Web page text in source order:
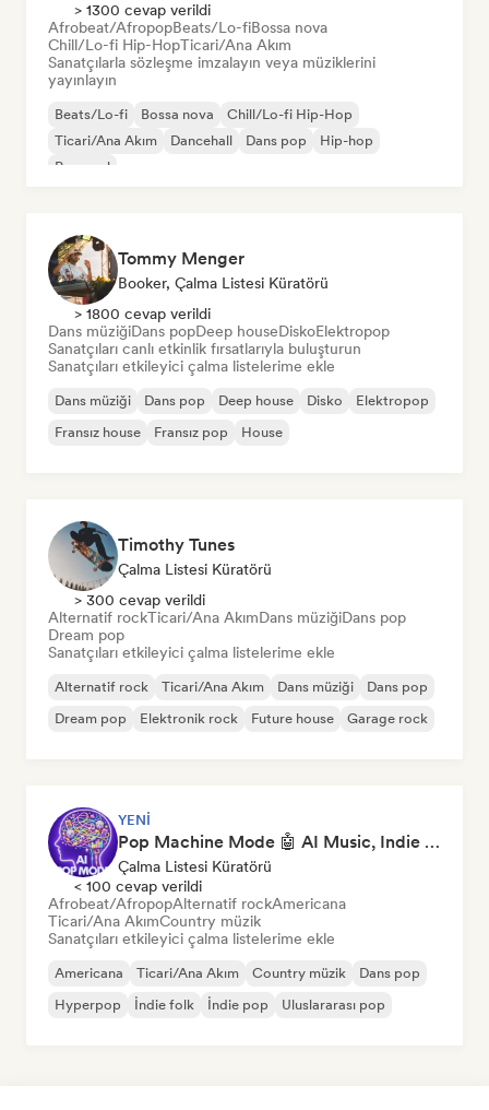
> 1300 cevap verildi
Afrobeat/AfropopBeats/Lo-fiBossa nova
Chill/Lo-fi Hip-HopTicari/Ana Akım
Sanatçılarla sözleşme imzalayın veya müziklerini
yayınlayın
Beats/Lo-fi Bossa nova
Chill/Lo-fi Hip-Hop
Ticari/Ana Akım
Dancehall Dans pop
Hip-hop
Pop soul
Tommy Menger
Booker, Çalma Listesi Küratörü
> 1800 cevap verildi
Dans müziğiDans popDeep houseDiskoElektropop
Sanatçıları canlı etkinlik fırsatlarıyla buluşturun
Sanatçıları etkileyici çalma listelerime ekle
Dans müziği Dans pop Deep house Disko
Elektropop
Fransız house
Fransız pop House
Timothy Tunes
Çalma Listesi Küratörü
> 300 cevap verildi
Alternatif rockTicari/Ana AkımDans müziğiDans pop
Dream pop
Sanatçıları etkileyici çalma listelerime ekle
Alternatif rock Ticari/Ana Akım Dans müziği
Dans pop
Dream pop
Elektronik rock Future house Garage rock
YENI
Pop Machine Mode 🤖 AI Music, Indie Pop & Dream Pop
Çalma Listesi Küratörü
< 100 cevap verildi
Afrobeat/AfropopAlternatif rockAmericana
Ticari/Ana AkımCountry müzik
Sanatçıları etkileyici çalma listelerime ekle
Americana Ticari/Ana Akım Country müzik
Dans pop
Hyperpop
İndie folk İndie pop Uluslararası pop